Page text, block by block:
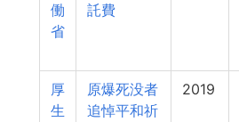
働
省
託費
厚
生
原爆死没者
追悼平和祈
2019